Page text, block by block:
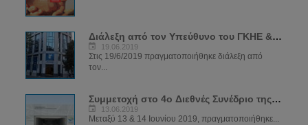
Διάλεξη από τον Υπεύθυνο του ΓΚΗΕ & ΔΕΗΔ στα κεντρικά γραφεία ΔΗΣΥ
19.06.2019
Στις 19/6/2019 πραγματοποιήθηκε διάλεξη από
τον...
Συμμετοχή στο 4ο Διεθνές Συνέδριο της Αστυνομίας
13.06.2019
Μεταξύ 13 & 14 Ιουνίου 2019, πραγματοποιήθηκε...